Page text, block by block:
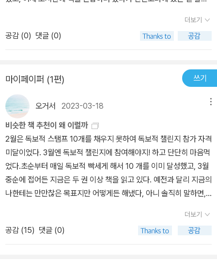
의 경우였다.사실 남성들이 고독사를 피하는 가장 쉬운 방법은 아내
보다 먼저 가는 것이다. 이는 노력하지 않아도 통계가 말을 해주고 있
다(p.157).책의 저자 역시 남성 노인들과의 접촉이 쉽지 않음을 밝히
고 나면 남편의 생활력은 0으로 수렴할 수밖에 없다. 이 부분은 본인
들이 변해야 할 부분이기도 하다.3. 고독사 문제가 심각한 이유는 따
로 있다. 일부 공직자들의 저자세 때문이다. 책의 저자도 경찰로 공직
생활을 하고 있지만 누구보다 고독사 문제를 예방하려는 의지가 강하
다. 그런데 그러한 의지를 같은 공직생활을 하는 일부가 깎아먹고 있
다. 구청장이 바뀌고 담당자가 바뀔 때마다 취임인사조로 '고독사 현
장을 함께 가서 보자. 현장을 보면 생각이 달라진다.'고 요청하였지만
지금까지 아무도 고독사 현장 근처에도 오지 않았다(p.102)그럼 이
들은 도대체 무엇을 바탕으로 정책을 설계한다는 것인가.또 다른 구
다.'고 한다. '망자가 고독하게 죽었는지 아닌지 현장을 보셨나요?' 반
문하니 '현장을 보지 않아도 알 수 있다.'고 한다. 아마도 망자가 사망
하기 전에 담당자에게 전화해서 '나는 고독하게 죽는 것이 아니다'라
더보기
공감 (0) 댓글 (0)
마이페이퍼 (1편) 쓰기
오거서 2023-03-18
비슷한 책 추천이 왜 이럴까
2월은 독보적 스탬프 10개를 채우지 못하여 독보적 챌린지 참가 자격
미달이었다. 3월엔 독보적 챌린지에 참여해야지! 하고 단단히 마음먹
었다.초순부터 매일 독보적 빡세게 해서 10 개를 이미 달성했고, 3월
중순에 접어든 지금은 두 권 이상 책을 읽고 있다. 예전과 달리 지금의
나한테는 만만찮은 목표지만 어떻게든 해냈다, 아니 솔직히 말하면,
매일 5천보를 넘게 걸었고, 이틀을 빼먹기는 했지만 매일 책도 읽었
다. 책을 읽으려고, 종이책을 들고 다니는 대신 간편하게 휴대할 수 있
는 전자책을 읽었다. 성능 좋은 전자책 단말기를 사놓고도 작년 한해
더보기
공감 (15) 댓글 (0)